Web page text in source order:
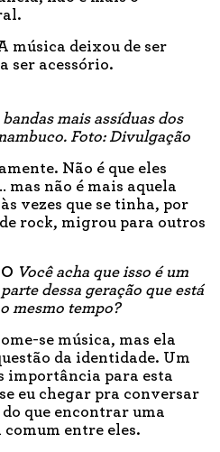
música deixou de ser
ser acessório.
mais assíduas dos
Foto: Divulgação
Não é que eles
não é mais aquela
vezes que se tinha, por
rock, migrou para outros
Você acha que isso é um
dessa geração que está
mesmo tempo?
se música, mas ela
da identidade. Um
importância para esta
eu chegar pra conversar
do que encontrar uma
comum entre eles.